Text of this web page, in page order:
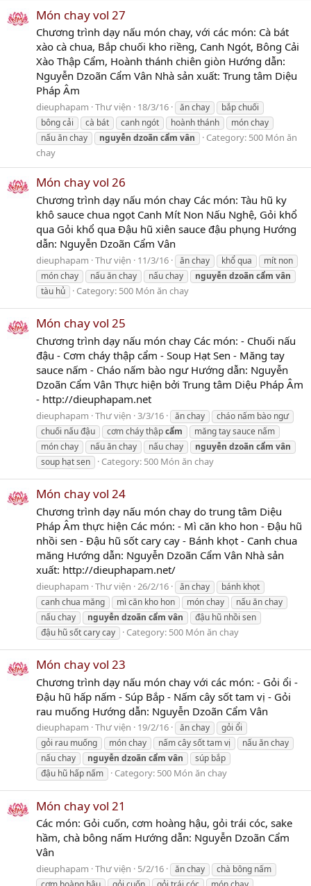
Món chay vol 27
Chương trình dạy nấu món chay, với các món: Cà bát
xào cà chua, Bắp chuối kho riềng, Canh Ngót, Bông Cải
Xào Thập Cẩm, Hoành thánh chiên giòn Hướng dẫn:
Nguyễn Dzoãn Cẩm Vân Nhà sản xuất: Trung tâm Diệu
Pháp Âm
dieuphapam Thư viện 18/3/16 ăn chay
bắp chuối
bông cải
cà bát canh ngót hoành thánh
món chay
nấu ăn chay
nguyễn dzoãn cẩm vân Category: 500 Món ăn
chay
Món chay vol 26
Chương trình dạy nấu món chay Các món: Tàu hũ ky
khô sauce chua ngọt Canh Mít Non Nấu Nghệ, Gỏi khổ
qua Gỏi khổ qua Đậu hũ xiên sauce đậu phụng Hướng
dẫn: Nguyễn Dzoãn Cẩm Vân
dieuphapam Thư viện 11/3/16 ăn chay khổ qua
mít non
món chay
nấu ăn chay nấu chay nguyễn dzoãn cẩm vân
tàu hủ
Category: 500 Món ăn chay
Món chay vol 25
Chương trình dạy nấu món chay Các món: - Chuối nấu
đậu - Cơm cháy thập cẩm - Soup Hạt Sen - Măng tay
sauce nấm - Cháo nấm bào ngư Hướng dẫn: Nguyễn
Dzoãn Cẩm Vân Thực hiện bởi Trung tâm Diệu Pháp Âm
- http://dieuphapam.net
dieuphapam Thư viện 3/3/16 ăn chay
cháo nấm bào ngư
chuối nấu đậu
cơm cháy thậpcẩm
măng tay sauce nấm
món chay
nấu ăn chay nấu chay nguyễn dzoãn cẩm vân
soup hạt sen
Category: 500 Món ăn chay
Món chay vol 24
Chương trình dạy nấu món chay do trung tâm Diệu
Pháp Âm thực hiện Các món: - Mì căn kho hon - Đậu hũ
nhồi sen - Đậu hũ sốt cary cay - Bánh khọt - Canh chua
măng Hướng dẫn: Nguyễn Dzoãn Cẩm Vân Nhà sản
xuất: http://dieuphapam.net/
dieuphapam Thư viện 26/2/16 ăn chay
bánh khọt
canh chua măng
mì căn kho hon món chay
nấu ăn chay
nấu chay
nguyễn dzoãn cẩm vân
đậu hũ nhồi sen
đậu hũ sốt cary cay
Category: 500 Món ăn chay
Món chay vol 23
Chương trình dạy nấu món chay với các món: - Gỏi ổi -
Đậu hũ hấp nấm - Súp Bắp - Nấm cây sốt tam vị - Gỏi
rau muống Hướng dẫn: Nguyễn Dzoãn Cẩm Vân
dieuphapam Thư viện 19/2/16 ăn chay
gỏi ổi
gỏi rau muống
món chay nấm cây sốt tam vị
nấu ăn chay
nấu chay
nguyễn dzoãn cẩm vân
súp bắp
đậu hũ hấp nấm
Category: 500 Món ăn chay
Món chay vol 21
Các món: Gỏi cuốn, cơm hoàng hậu, gỏi trái cóc, sake
hầm, chà bông nấm Hướng dẫn: Nguyễn Dzoãn Cẩm
Vân
dieuphapam Thư viện 5/2/16 ăn chay
chà bông nấm